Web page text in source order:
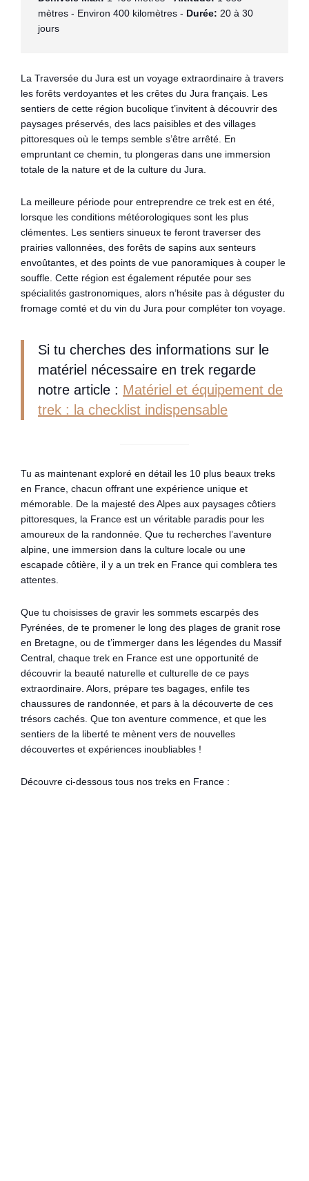
mètres - Environ 400 kilomètres - Durée: 20 à 30
jours
La Traversée du Jura est un voyage extraordinaire à travers
les forêts verdoyantes et les crêtes du Jura français. Les
sentiers de cette région bucolique t’invitent à découvrir des
paysages préservés, des lacs paisibles et des villages
pittoresques où le temps semble s’être arrêté. En
empruntant ce chemin, tu plongeras dans une immersion
totale de la nature et de la culture du Jura.
La meilleure période pour entreprendre ce trek est en été,
lorsque les conditions météorologiques sont les plus
clémentes. Les sentiers sinueux te feront traverser des
prairies vallonnées, des forêts de sapins aux senteurs
envoûtantes, et des points de vue panoramiques à couper le
souffle. Cette région est également réputée pour ses
spécialités gastronomiques, alors n’hésite pas à déguster du
fromage comté et du vin du Jura pour compléter ton voyage.
Si tu cherches des informations sur le
matériel nécessaire en trek regarde
notre article : Matériel et équipement de
trek : la checklist indispensable
Tu as maintenant exploré en détail les 10 plus beaux treks
en France, chacun offrant une expérience unique et
mémorable. De la majesté des Alpes aux paysages côtiers
pittoresques, la France est un véritable paradis pour les
amoureux de la randonnée. Que tu recherches l’aventure
alpine, une immersion dans la culture locale ou une
escapade côtière, il y a un trek en France qui comblera tes
attentes.
Que tu choisisses de gravir les sommets escarpés des
Pyrénées, de te promener le long des plages de granit rose
en Bretagne, ou de t’immerger dans les légendes du Massif
Central, chaque trek en France est une opportunité de
découvrir la beauté naturelle et culturelle de ce pays
extraordinaire. Alors, prépare tes bagages, enfile tes
chaussures de randonnée, et pars à la découverte de ces
trésors cachés. Que ton aventure commence, et que les
sentiers de la liberté te mènent vers de nouvelles
découvertes et expériences inoubliables !
Découvre ci-dessous tous nos treks en France :